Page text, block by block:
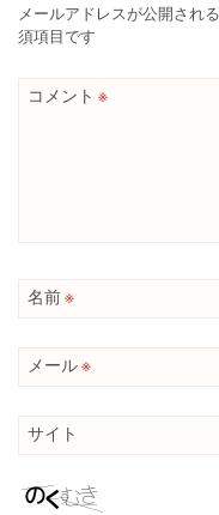
メールアドレスが公開され
須項目です
コメント ※
名前※
メール※
サイト